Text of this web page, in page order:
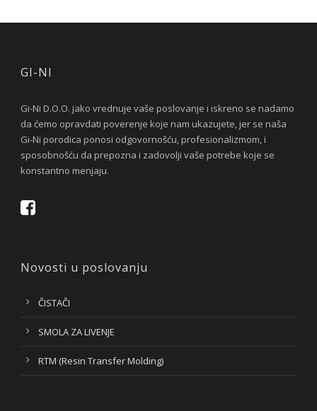
GI-NI
Gi-Ni D.O.O. jako vrednuje vaše poslovanje i iskreno se nadamo
da ćemo opravdati poverenje koje nam ukazujete, jer se naša
Gi-Ni porodica ponosi odgovornošću, profesionalizmom, i
sposobnošću da prepozna i zadovolji vaše potrebe koje se
konstantno menjaju.
Novosti u poslovanju
ČISTAČI
SMOLA ZA LIVENJE
RTM (Resin Transfer Molding)